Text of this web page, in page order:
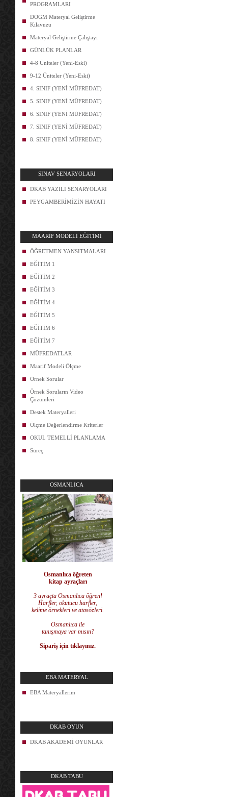
PROGRAMLARI
DÖGM Materyal Geliştirme
Kılavuzu
Materyal Geliştirme Çalıştayı
GÜNLÜK PLANLAR
4-8 Üniteler (Yeni-Eski)
9-12 Üniteler (Yeni-Eski)
4. SINIF (YENİ MÜFREDAT)
5. SINIF (YENİ MÜFREDAT)
6. SINIF (YENİ MÜFREDAT)
7. SINIF (YENİ MÜFREDAT)
8. SINIF (YENİ MÜFREDAT)
SINAV SENARYOLARI
DKAB YAZILI SENARYOLARI
PEYGAMBERİMİZİN HAYATI
MAARİF MODELİ EĞİTİMİ
ÖĞRETMEN YANSITMALARI
EĞİTİM 1
EĞİTİM 2
EĞİTİM 3
EĞİTİM 4
EĞİTİM 5
EĞİTİM 6
EĞİTİM 7
MÜFREDATLAR
Maarif Modeli Ölçme
Örnek Sorular
Örnek Soruların Video
Çözümleri
Destek Materyalleri
Ölçme Değerlendirme Kriterler
OKUL TEMELLİ PLANLAMA
Süreç
OSMANLICA
Osmanlıca öğreten
kitap ayraçları
3 ayraçta Osmanlıca öğren!
Harfler, okutucu harfler,
kelime örnekleri ve atasözleri.
Osmanlıca ile
tanışmaya var mısın?
Sipariş için tıklayınız.
EBA MATERYAL
EBA Materyallerim
DKAB OYUN
DKAB AKADEMİ OYUNLAR
DKAB TABU